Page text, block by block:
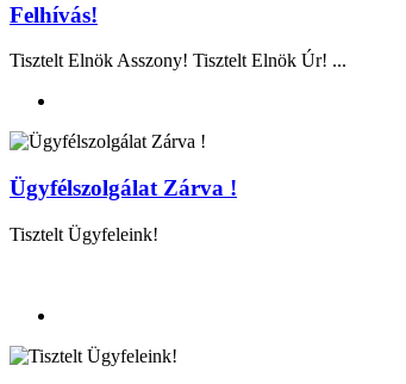
Felhívás!
Tisztelt Elnök Asszony! Tisztelt Elnök Úr! ...
Ügyfélszolgálat Zárva !
Tisztelt Ügyfeleink!